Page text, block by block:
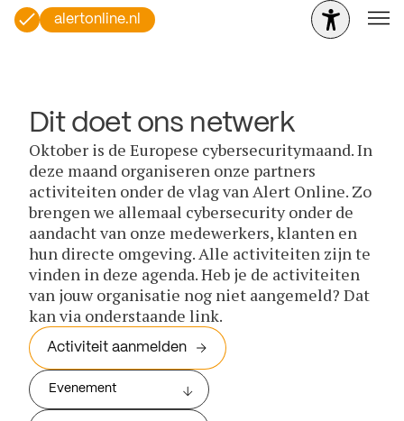
alertonline.nl
Dit doet ons netwerk
Oktober is de Europese cybersecuritymaand. In
deze maand organiseren onze partners
activiteiten onder de vlag van Alert Online. Zo
brengen we allemaal cybersecurity onder de
aandacht van onze medewerkers, klanten en
hun directe omgeving. Alle activiteiten zijn te
vinden in deze agenda. Heb je de activiteiten
van jouw organisatie nog niet aangemeld? Dat
kan via onderstaande link.
Activiteit aanmelden
Evenement